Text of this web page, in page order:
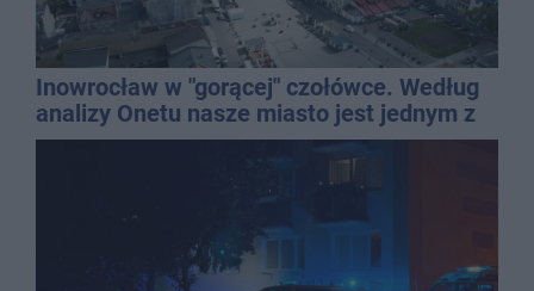
Inowrocław w "gorącej" czołówce. Według
analizy Onetu nasze miasto jest jednym z
najbardziej narażonych na upały